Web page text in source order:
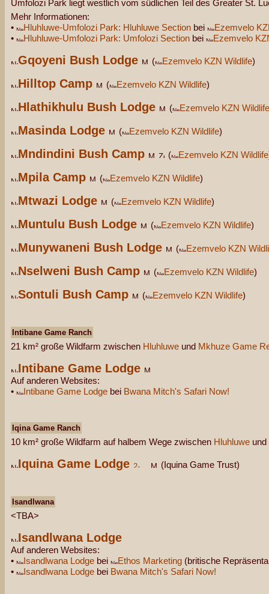
Umfolozi Park liegt westlich vom südlichen Teil des Greater St.
Mehr Informationen:
•
Hluhluwe-Umfolozi Park: Hluhluwe Section bei
Ezemvelo
•
Hluhluwe-Umfolozi Park: Umfolozi Section bei Ezemvelo
Gqoyeni Bush Lodge ( Ezemvelo KZN Wildlife)
Hilltop Camp ( Ezemvelo KZN Wildlife)
Hlathikhulu Bush Lodge ( Ezemvelo KZN Wildlife
Masinda Lodge ( Ezemvelo KZN Wildlife)
Mndindini Bush Camp ( Ezemvelo KZN Wildlife
Mpila Camp ( Ezemvelo KZN Wildlife)
Mtwazi Lodge ( Ezemvelo KZN Wildlife)
Muntulu Bush Lodge ( Ezemvelo KZN Wildlife)
Munywaneni Bush Lodge ( Ezemvelo KZN
Nselweni Bush Camp ( Ezemvelo KZN Wildlife)
Sontuli Bush Camp ( Ezemvelo KZN Wildlife)
Intibane Game Ranch
21 km² große Wildfarm zwischen Hluhluwe und Mkhuze Game
Intibane Game Lodge
Auf anderen Websites:
•
Intibane Game Lodge bei Bwana Mitch's Safari Now!
Iqina Game Ranch
10 km² große Wildfarm auf halbem Wege zwischen Hluhluwe
Iquina Game Lodge (Iquina Game Trust)
Isandlwana
<TBA>
Isandlwana Lodge
Auf anderen Websites:
•
Isandlwana Lodge bei Ethos Marketing (britische
•
Isandlwana Lodge bei Bwana Mitch's Safari Now!